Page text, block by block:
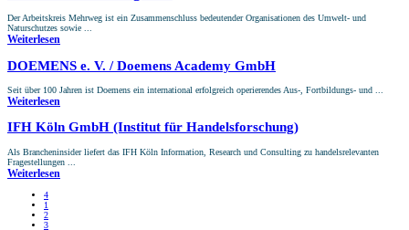
Der Arbeitskreis Mehrweg ist ein Zusammenschluss bedeutender Organisationen des Umwelt- und
Naturschutzes sowie ...
Weiterlesen
DOEMENS e. V. / Doemens Academy GmbH
Seit über 100 Jahren ist Doemens ein international erfolgreich operierendes Aus-, Fortbildungs- und ...
Weiterlesen
IFH Köln GmbH (Institut für Handels­forschung)
Als Brancheninsider liefert das IFH Köln Information, Research und Consulting zu handelsrelevanten
Fragestellungen ...
Weiterlesen
4
1
2
3